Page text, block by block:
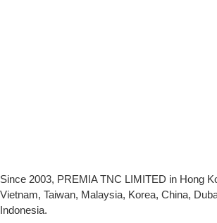
Since 2003, PREMIA TNC LIMITED in Hong
Vietnam, Taiwan, Malaysia, Korea, China,
Indonesia.